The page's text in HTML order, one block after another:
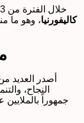
خلال الفترة من 2003 إلى 2011، شغل أرنولد منصب
كاليفورنيا، وهو ما
أصدر العديد
النجاح،
جمهوراً